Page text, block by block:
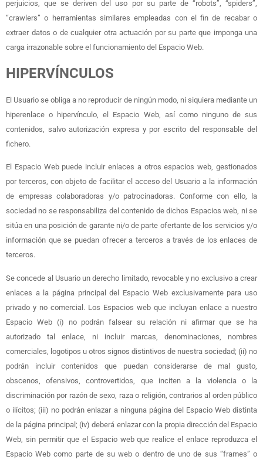
perjuicios, que se deriven del uso por su parte de “robots”, “spiders”,
“crawlers” o herramientas similares empleadas con el fin de recabar o
extraer datos o de cualquier otra actuación por su parte que imponga una
carga irrazonable sobre el funcionamiento del Espacio Web.
HIPERVÍNCULOS
El Usuario se obliga a no reproducir de ningún modo, ni siquiera mediante un
hiperenlace o hipervínculo, el Espacio Web, así como ninguno de sus
contenidos, salvo autorización expresa y por escrito del responsable del
fichero.
El Espacio Web puede incluir enlaces a otros espacios web, gestionados
por terceros, con objeto de facilitar el acceso del Usuario a la información
de empresas colaboradoras y/o patrocinadoras. Conforme con ello, la
sociedad no se responsabiliza del contenido de dichos Espacios web, ni se
sitúa en una posición de garante ni/o de parte ofertante de los servicios y/o
información que se puedan ofrecer a terceros a través de los enlaces de
terceros.
Se concede al Usuario un derecho limitado, revocable y no exclusivo a crear
enlaces a la página principal del Espacio Web exclusivamente para uso
privado y no comercial. Los Espacios web que incluyan enlace a nuestro
Espacio Web (i) no podrán falsear su relación ni afirmar que se ha
autorizado tal enlace, ni incluir marcas, denominaciones, nombres
comerciales, logotipos u otros signos distintivos de nuestra sociedad; (ii) no
podrán incluir contenidos que puedan considerarse de mal gusto,
obscenos, ofensivos, controvertidos, que inciten a la violencia o la
discriminación por razón de sexo, raza o religión, contrarios al orden público
o ilícitos; (iii) no podrán enlazar a ninguna página del Espacio Web distinta
de la página principal; (iv) deberá enlazar con la propia dirección del Espacio
Web, sin permitir que el Espacio web que realice el enlace reproduzca el
Espacio Web como parte de su web o dentro de uno de sus “frames” o